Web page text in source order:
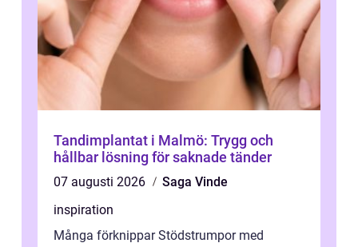
Tandimplantat i Malmö: Trygg och
hållbar lösning för saknade tänder
07 augusti 2026
Saga Vinde
inspiration
Många förknippar Stödstrumpor med